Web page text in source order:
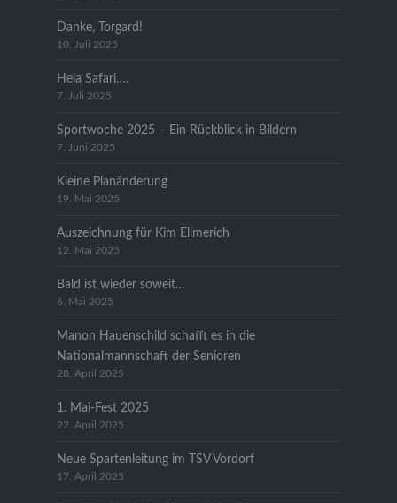
Danke, Torgard!
10. Juli 2025
Heia Safari….
7. Juli 2025
Sportwoche 2025 – Ein Rückblick in Bildern
7. Juni 2025
Kleine Planänderung
19. Mai 2025
Auszeichnung für Kim Ellmerich
12. Mai 2025
Bald ist wieder soweit…
6. Mai 2025
Manon Hauenschild schafft es in die
Nationalmannschaft der Senioren
28. April 2025
1. Mai-Fest 2025
22. April 2025
Neue Spartenleitung im TSV Vordorf
17. April 2025